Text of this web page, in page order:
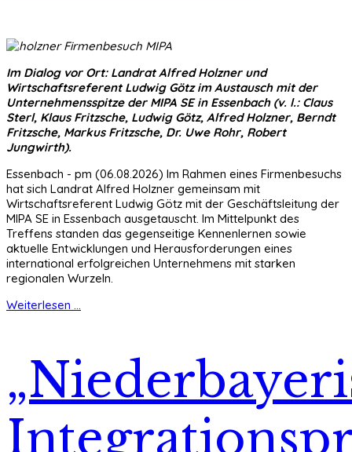
Im Dialog vor Ort: Landrat Alfred Holzner und
Wirtschaftsreferent Ludwig Götz im Austausch mit der
Unternehmensspitze der MIPA SE in Essenbach (v. l.: Claus
Sterl, Klaus Fritzsche, Ludwig Götz, Alfred Holzner, Berndt
Fritzsche, Markus Fritzsche, Dr. Uwe Rohr, Robert
Jungwirth).
Essenbach - pm (06.08.2026) Im Rahmen eines Firmenbesuchs
hat sich Landrat Alfred Holzner gemeinsam mit
Wirtschaftsreferent Ludwig Götz mit der Geschäftsleitung der
MIPA SE in Essenbach ausgetauscht. Im Mittelpunkt des
Treffens standen das gegenseitige Kennenlernen sowie
aktuelle Entwicklungen und Herausforderungen eines
international erfolgreichen Unternehmens mit starken
regionalen Wurzeln.
Weiterlesen ...